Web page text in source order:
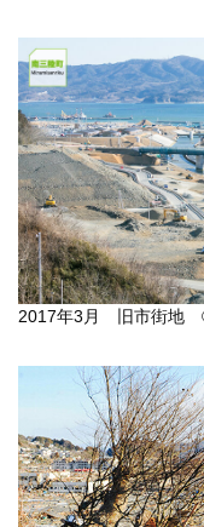
2017年3月 旧市街地